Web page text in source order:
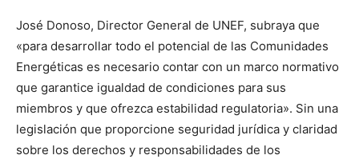
José Donoso, Director General de UNEF, subraya que
«para desarrollar todo el potencial de las Comunidades
Energéticas es necesario contar con un marco normativo
que garantice igualdad de condiciones para sus
miembros y que ofrezca estabilidad regulatoria». Sin una
legislación que proporcione seguridad jurídica y claridad
sobre los derechos y responsabilidades de los